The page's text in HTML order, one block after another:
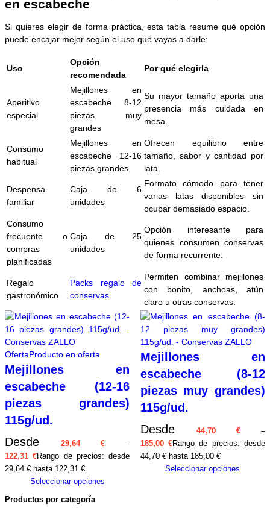
en escabeche
Si quieres elegir de forma práctica, esta tabla resume qué opción
puede encajar mejor según el uso que vayas a darle:
Uso
Opción
recomendada
Por qué elegirla
Aperitivo
especial
Mejillones en
escabeche 8-12
piezas muy
grandes
Su mayor tamaño aporta una
presencia más cuidada en
mesa.
Consumo
habitual
Mejillones en
escabeche 12-16
piezas grandes
Ofrecen equilibrio entre
tamaño, sabor y cantidad por
lata.
Despensa
familiar
Caja de 6
unidades
Formato cómodo para tener
varias latas disponibles sin
ocupar demasiado espacio.
Consumo
frecuente o
compras
planificadas
Caja de 25
unidades
Opción interesante para
quienes consumen conservas
de forma recurrente.
Regalo
gastronómico
Packs regalo de
conservas
Permiten combinar mejillones
con bonito, anchoas, atún
claro u otras conservas.
OfertaProducto en oferta
Mejillones en
escabeche (12-16
piezas grandes)
115g/ud.
Desde29,64€
–
122,31€Rango de precios: desde
29,64 € hasta 122,31 €
Seleccionar opciones
Mejillones en
escabeche (8-12
piezas muy grandes)
115g/ud.
Desde
44,70 €
–
185,00€Rango de precios: desde
44,70 € hasta 185,00 €
Seleccionar opciones
Productos por categoría